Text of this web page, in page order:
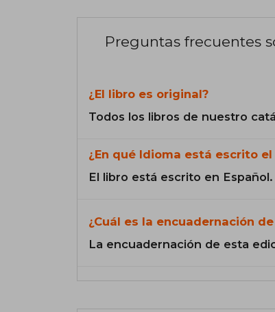
Preguntas frecuentes
¿El libro es original?
Todos los libros de nuestro
¿En qué Idioma está escrito el
El libro está escrito en Español.
¿Cuál es la encuadernación
La encuadernación de esta